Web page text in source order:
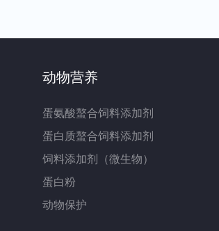
动物营养
蛋氨酸螯合饲料添加剂
蛋白质螯合饲料添加剂
饲料添加剂（微生物）
蛋白粉
动物保护